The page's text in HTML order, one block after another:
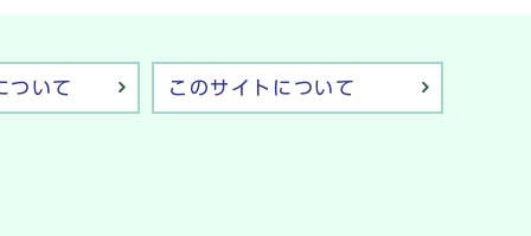
ついて このサイトについて